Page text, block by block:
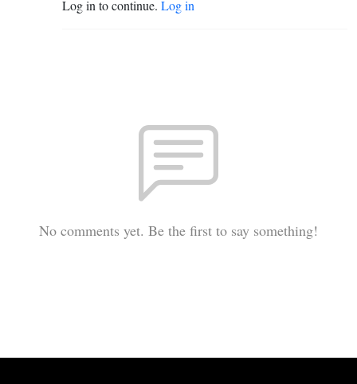
Log in to continue. Log in
No comments yet. Be the first to say something!